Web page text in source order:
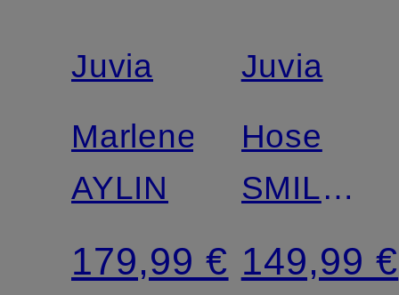
Juvia
Marlenehose
AYLIN
179,99 €
Juvia
Hose
SMILLA
im
149,99 €